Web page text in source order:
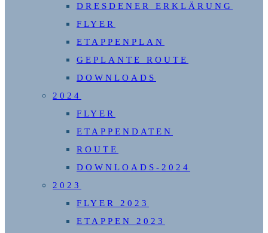
DRESDENER ERKLÄRUNG
FLYER
ETAPPENPLAN
GEPLANTE ROUTE
DOWNLOADS
2024
FLYER
ETAPPENDATEN
ROUTE
DOWNLOADS-2024
2023
FLYER 2023
ETAPPEN 2023